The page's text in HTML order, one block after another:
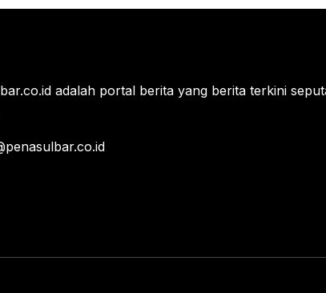
adalah portal berita yang berita terkini